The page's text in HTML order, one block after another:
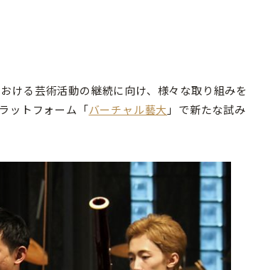
る芸術活動の継続に向け、様々な取り組みを
ットフォーム「バーチャル藝大 」で新たな試み